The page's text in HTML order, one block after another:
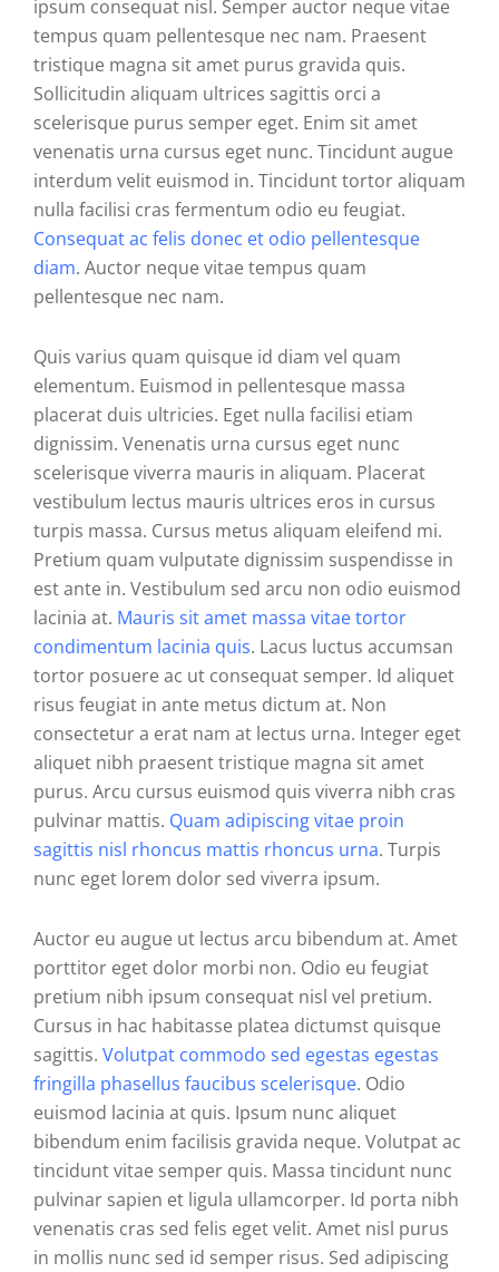
ipsum consequat nisl. Semper auctor neque vitae
tempus quam pellentesque nec nam. Praesent
tristique magna sit amet purus gravida quis.
Sollicitudin aliquam ultrices sagittis orci a
scelerisque purus semper eget. Enim sit amet
venenatis urna cursus eget nunc. Tincidunt augue
interdum velit euismod in. Tincidunt tortor aliquam
nulla facilisi cras fermentum odio eu feugiat.
Consequat ac felis donec et odio pellentesque
diam. Auctor neque vitae tempus quam
pellentesque nec nam.
Quis varius quam quisque id diam vel quam
elementum. Euismod in pellentesque massa
placerat duis ultricies. Eget nulla facilisi etiam
dignissim. Venenatis urna cursus eget nunc
scelerisque viverra mauris in aliquam. Placerat
vestibulum lectus mauris ultrices eros in cursus
turpis massa. Cursus metus aliquam eleifend mi.
Pretium quam vulputate dignissim suspendisse in
est ante in. Vestibulum sed arcu non odio euismod
lacinia at. Mauris sit amet massa vitae tortor
condimentum lacinia quis. Lacus luctus accumsan
tortor posuere ac ut consequat semper. Id aliquet
risus feugiat in ante metus dictum at. Non
consectetur a erat nam at lectus urna. Integer eget
aliquet nibh praesent tristique magna sit amet
purus. Arcu cursus euismod quis viverra nibh cras
pulvinar mattis. Quam adipiscing vitae proin
sagittis nisl rhoncus mattis rhoncus urna. Turpis
nunc eget lorem dolor sed viverra ipsum.
Auctor eu augue ut lectus arcu bibendum at. Amet
porttitor eget dolor morbi non. Odio eu feugiat
pretium nibh ipsum consequat nisl vel pretium.
Cursus in hac habitasse platea dictumst quisque
sagittis. Volutpat commodo sed egestas egestas
fringilla phasellus faucibus scelerisque. Odio
euismod lacinia at quis. Ipsum nunc aliquet
bibendum enim facilisis gravida neque. Volutpat ac
tincidunt vitae semper quis. Massa tincidunt nunc
pulvinar sapien et ligula ullamcorper. Id porta nibh
venenatis cras sed felis eget velit. Amet nisl purus
in mollis nunc sed id semper risus. Sed adipiscing